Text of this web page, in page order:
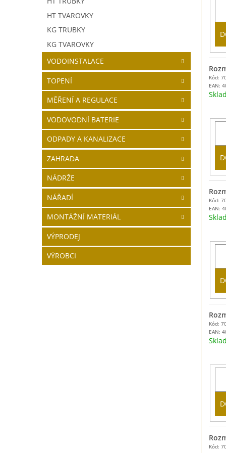
HT TVAROVKY
KG TRUBKY
KG TVAROVKY
VODOINSTALACE
TOPENÍ
MĚŘENÍ A REGULACE
VODOVODNÍ BATERIE
ODPADY A KANALIZACE
ZAHRADA
NÁDRŽE
NÁŘADÍ
MONTÁŽNÍ MATERIÁL
VÝPRODEJ
VÝROBCI
Kód:
EAN:
Kód:
EAN:
Kód:
EAN:
Kód: